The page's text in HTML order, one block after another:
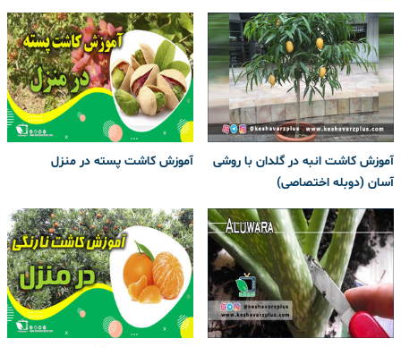
آموزش کاشت انبه در گلدان با روشی
آسان (دوبله اختصاصی)
آموزش کاشت پسته در منزل